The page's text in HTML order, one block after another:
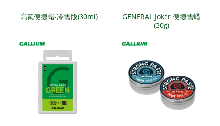
高氟便捷蜡-冷雪版(30ml)
GENERAL Joker 便捷雪蜡
(30g)